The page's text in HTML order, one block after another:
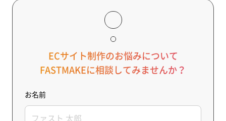
ECサイト制作のお悩みについて
FASTMAKEに相談してみませんか？
お名前